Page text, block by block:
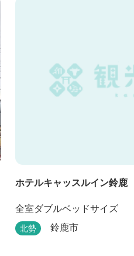
ホテルキャッスルイン鈴鹿
全室ダブルベッドサイズ
北勢 鈴鹿市